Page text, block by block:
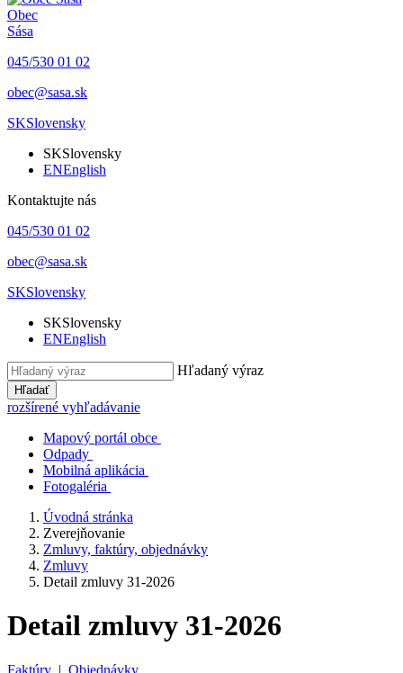
Obec
Sása
045/530 01 02
obec@sasa.sk
SKSlovensky
SKSlovensky
ENEnglish
Kontaktujte nás
045/530 01 02
obec@sasa.sk
SKSlovensky
SKSlovensky
ENEnglish
Hľadaný výraz
Hľadať
rozšírené vyhľadávanie
Mapový portál obce
Odpady
Mobilná aplikácia
Fotogaléria
Úvodná stránka
Zverejňovanie
Zmluvy, faktúry, objednávky
Zmluvy
Detail zmluvy 31-2026
Detail zmluvy 31-2026
Faktúry | Objednávky